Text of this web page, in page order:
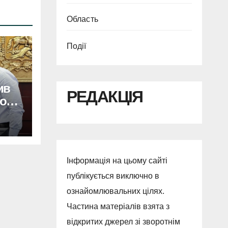
Область
Події
РЕДАКЦІЯ
Інформація на цьому сайті
публікується виключно в
ознайомлювальних цілях.
Частина матеріалів взята з
відкритих джерел зі зворотнім